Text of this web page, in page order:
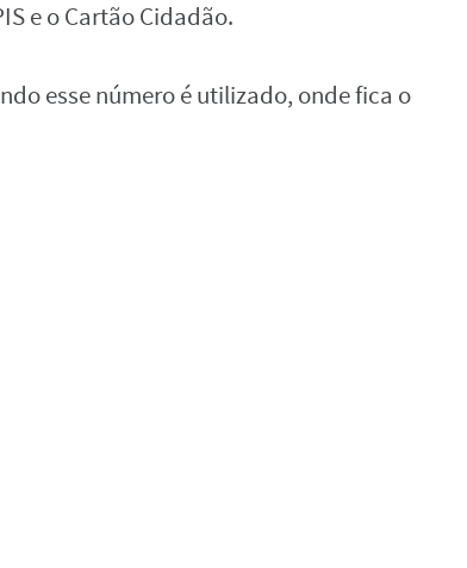
e o Cartão Cidadão.
esse número é utilizado, onde fica o